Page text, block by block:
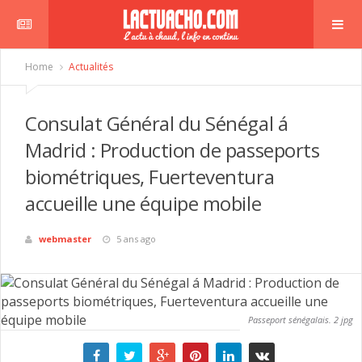
Home Actualités
Consulat Général du Sénégal á
Madrid : Production de passeports
biométriques, Fuerteventura
accueille une équipe mobile
webmaster 5 ans ago
Passeport sénégalais. 2 jpg